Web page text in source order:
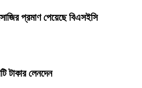
প্রমাণ পেয়েছে বিএসইসি
টাকার লেনদেন